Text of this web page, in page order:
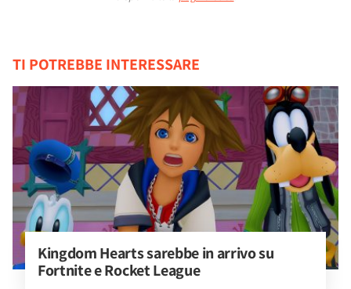
TI POTREBBE INTERESSARE
Kingdom Hearts sarebbe in arrivo su
Fortnite e Rocket League